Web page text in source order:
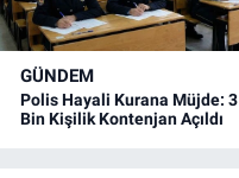
GÜNDEM
Polis Hayali Kurana Müjde: 3
Bin Kişilik Kontenjan Açıldı